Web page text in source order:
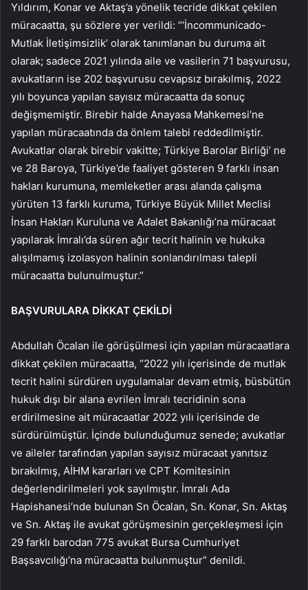
Yıldırım, Konar ve Aktaş’a yönelik tecride dikkat çekilen
müracaatta, şu sözlere yer verildi: “‘İncommunicado-
Mutlak İletişimsizlik’ olarak tanımlanan bu duruma ait
olarak; sadece 2021 yılında aile ve vasilerin 71 başvurusu,
avukatların ise 202 başvurusu cevapsız bırakılmış, 2022
yılı boyunca yapılan sayısız müracaatta da sonuç
değişmemiştir. Birebir halde Anayasa Mahkemesi’ne
yapılan müracaatında da önlem talebi reddedilmiştir.
Avukatlar olarak birebir vakitte; Türkiye Barolar Birliği’ ne
ve 28 Baroya, Türkiye’de faaliyet gösteren 9 farklı insan
hakları kurumuna, memleketler arası alanda çalışma
yürüten 13 farklı kuruma, Türkiye Büyük Millet Meclisi
İnsan Hakları Kuruluna ve Adalet Bakanlığı’na müracaat
yapılarak İmralı’da süren ağır tecrit halinin ve hukuka
alışılmamış izolasyon halinin sonlandırılması talepli
müracaatta bulunulmuştur.”
BAŞVURULARA DİKKAT ÇEKİLDİ
Abdullah Öcalan ile görüşülmesi için yapılan müracaatlara
dikkat çekilen müracaatta, “2022 yılı içerisinde de mutlak
tecrit halini sürdüren uygulamalar devam etmiş, büsbütün
hukuk dışı bir alana evrilen İmralı tecridinin sona
erdirilmesine ait müracaatlar 2022 yılı içerisinde de
sürdürülmüştür. İçinde bulunduğumuz senede; avukatlar
ve aileler tarafından yapılan sayısız müracaat yanıtsız
bırakılmış, AİHM kararları ve CPT Komitesinin
değerlendirilmeleri yok sayılmıştır. İmralı Ada
Hapishanesi’nde bulunan Sn Öcalan, Sn. Konar, Sn. Aktaş
ve Sn. Aktaş ile avukat görüşmesinin gerçekleşmesi için
29 farklı barodan 775 avukat Bursa Cumhuriyet
Başsavcılığı’na müracaatta bulunmuştur” denildi.